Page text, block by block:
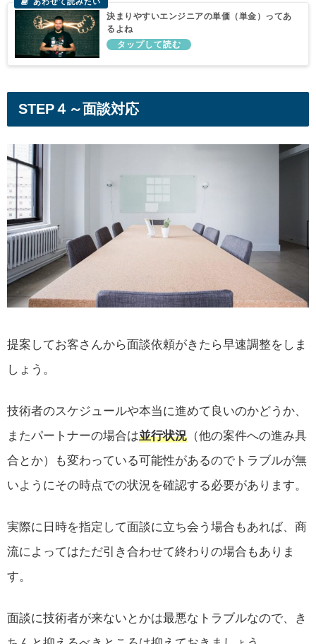
決まりやすいエンジニアの単価（単金）ってあ
るよね
STEP４～面談対応
提案してお客さんから面談依頼がきたら早速調整をしま
しょう。
技術者のスケジュールや本当に進めて良いのかどうか、
またパートナーの場合は並行状況 （他の案件への進み具
合とか）も変わっている可能性があるのでトラブルが無
いようにその時点での状況を確認する必要があります。
実際に日時を指定して面談に立ち会う場合もあれば、商
流によってはただ引き合わせて終わりの場合もありま
す。
面談に技術者が来ないとかは最悪なトラブルなので、き